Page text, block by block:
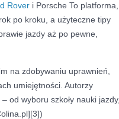
Rover i Porsche To platforma,
po kroku, a użyteczne tipy
jazdy aż po pewne,
na zdobywaniu uprawnień,
umiejętności. Autorzy
od wyboru szkoły nauki jazdy,